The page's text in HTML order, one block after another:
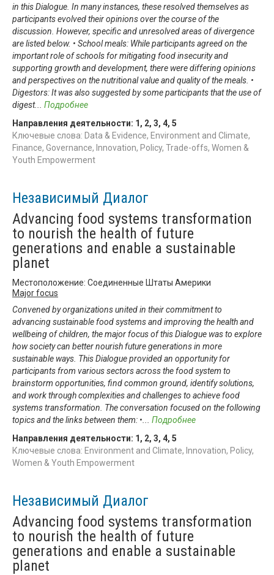
in this Dialogue. In many instances, these resolved themselves as
participants evolved their opinions over the course of the
discussion. However, specific and unresolved areas of divergence
are listed below. • School meals: While participants agreed on the
important role of schools for mitigating food insecurity and
supporting growth and development, there were differing opinions
and perspectives on the nutritional value and quality of the meals. •
Digestors: It was also suggested by some participants that the use of
digest... Подробнее
Направления деятельности: 1 , 2, 3, 4, 5
Ключевые слова: Data & Evidence, Environment and Climate,
Finance, Governance, Innovation, Policy, Trade-offs, Women &
Youth Empowerment
Независимый Диалог
Advancing food systems transformation
to nourish the health of future
generations and enable a sustainable
planet
Местоположение: Соединенные Штаты Америки
Major focus
Convened by organizations united in their commitment to
advancing sustainable food systems and improving the health and
wellbeing of children, the major focus of this Dialogue was to explore
how society can better nourish future generations in more
sustainable ways. This Dialogue provided an opportunity for
participants from various sectors across the food system to
brainstorm opportunities, find common ground, identify solutions,
and work through complexities and challenges to achieve food
systems transformation. The conversation focused on the following
topics and the links between them: •
Подробнее
Направления деятельности: 1 , 2, 3, 4, 5
Ключевые слова: Environment and Climate, Innovation, Policy,
Women & Youth Empowerment
Независимый Диалог
Advancing food systems transformation
to nourish the health of future
generations and enable a sustainable
planet